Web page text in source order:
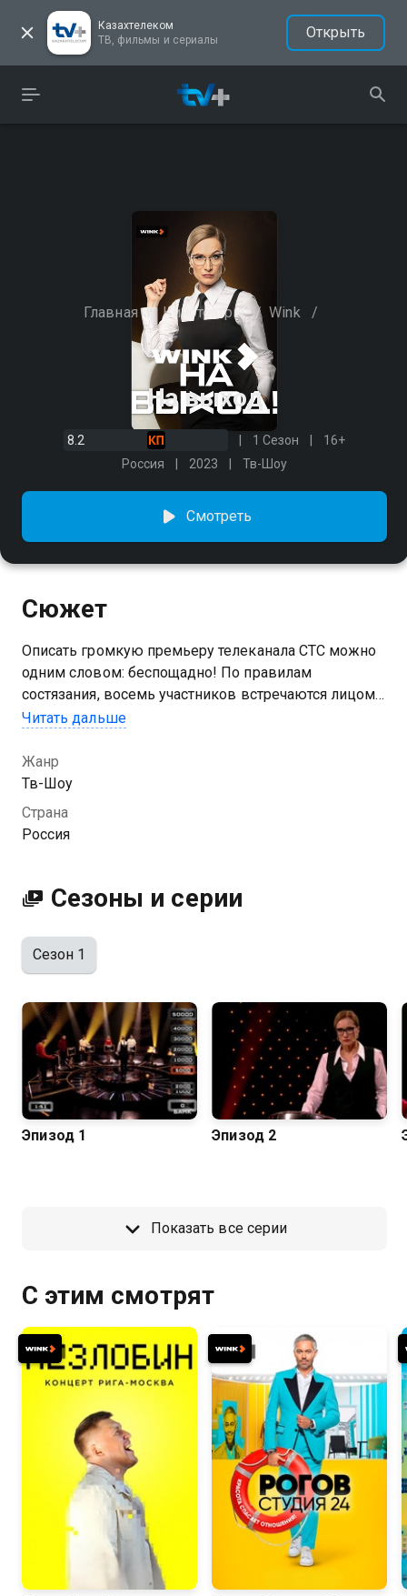
Казахтелеком
ТВ, фильмы и сериалы
Открыть
Главная / Кинотеатры / Wink /
На выход
8.2 1 Сезон
16+
Россия
2023 Тв-Шоу
Смотреть
Сюжет
Описать громкую премьеру телеканала СТС можно
одним словом: беспощадно! По правилам
состязания, восемь участников встречаются лицом
к лицу, чтобы ответить на каверзные вопросы
заслуженного мастера спорта и легендарной
телеведущей Марии Киселевой. После каждого
раунда слабейший игрок покидает студию, а до
финала доходят только два человека, которым
Максимальный размер денежного приза составляет
400 тысяч рублей — и это весомый повод прокачать
свои знания!
Читать дальше
Жанр
Тв-Шоу
Страна
Россия
Сезоны и серии
Сезон 1
Эпизод 1 Эпизод 2
Показать все серии
С этим смотрят